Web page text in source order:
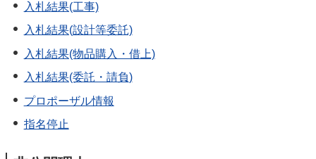
入札結果(工事)
入札結果(設計等委託)
入札結果(物品購入・借上)
入札結果(委託・請負)
プロポーザル情報
指名停止